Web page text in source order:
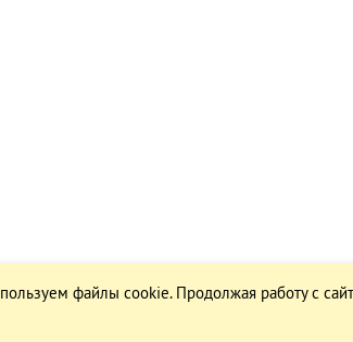
файлы cookie. Продолжая работу с